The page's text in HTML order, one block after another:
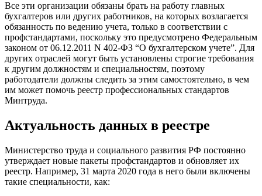
Все эти организации обязаны брать на работу главных
бухгалтеров или других работников, на которых возлагается
обязанность по ведению учета, только в соответствии с
профстандартами, поскольку это предусмотрено Федеральным
законом от 06.12.2011 N 402-ФЗ “О бухгалтерском учете”. Для
других отраслей могут быть установлены строгие требования
к другим должностям и специальностям, поэтому
работодатели должны следить за этим самостоятельно, в чем
им может помочь реестр профессиональных стандартов
Минтруда.
Актуальность данных в реестре
Министерство труда и социального развития РФ постоянно
утверждает новые пакеты профстандартов и обновляет их
реестр. Например, 31 марта 2020 года в него были включены
такие специальности, как: